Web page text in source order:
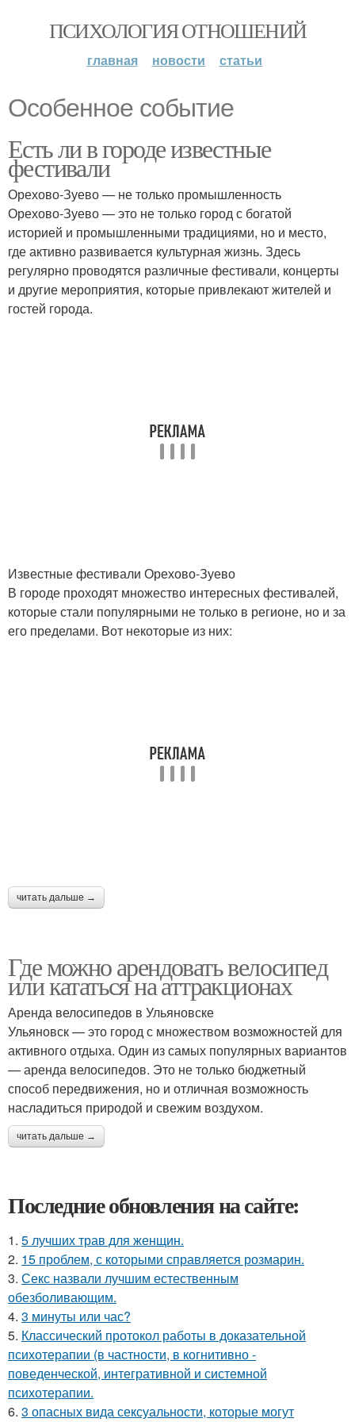
ПСИХОЛОГИЯ ОТНОШЕНИЙ
главная новости статьи
Особенное событие
Есть ли в городе известные
фестивали
Орехово-Зуево — не только промышленность
Орехово-Зуево — это не только город с богатой
историей и промышленными традициями, но и место,
где активно развивается культурная жизнь. Здесь
регулярно проводятся различные фестивали, концерты
и другие мероприятия, которые привлекают жителей и
гостей города.
Известные фестивали Орехово-Зуево
В городе проходят множество интересных фестивалей,
которые стали популярными не только в регионе, но и за
его пределами. Вот некоторые из них:
читать дальше →
Где можно арендовать велосипед
или кататься на аттракционах
Аренда велосипедов в Ульяновске
Ульяновск — это город с множеством возможностей для
активного отдыха. Один из самых популярных вариантов
— аренда велосипедов. Это не только бюджетный
способ передвижения, но и отличная возможность
насладиться природой и свежим воздухом.
читать дальше →
Последние обновления на сайте:
1. 5 лучших трав для женщин.
2. 15 проблем, с которыми справляется розмарин.
3. Секс назвали лучшим естественным
обезболивающим.
4. 3 минуты или час?
5. Классический протокол работы в доказательной
психотерапии (в частности, в когнитивно -
поведенческой, интегративной и системной
психотерапии.
6. 3 опасных вида сексуальности, которые могут